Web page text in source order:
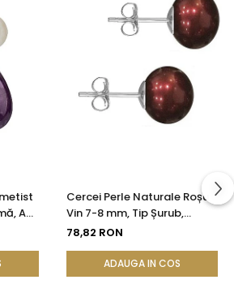
Aur
Cercei Perle Naturale Roșu
Vin 7-8 mm, Tip Șurub,
Argint 925 - Calitate AAA |
78,82 RON
ADAUGA IN COS